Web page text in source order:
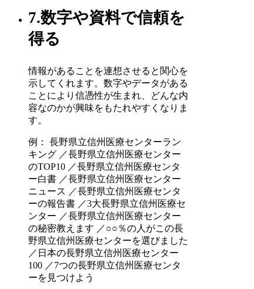
7.数字や資料で信頼を
得る
情報があることを連想させると関心を
示してくれます。数字やデータがある
ことにより信憑性が生まれ、どんな内
容なのかが興味をもたれやすくなりま
す。
例： 長野県立信州医療センターラン
キング ／長野県立信州医療センター
のTOP10 ／長野県立信州医療センタ
ー白書 ／長野県立信州医療センター
ニュース ／長野県立信州医療センタ
ーの報告書 ／3大長野県立信州医療セ
ンター ／長野県立信州医療センター
の秘密教えます ／○○％の人がこの長
野県立信州医療センターを選びました
／日本の長野県立信州医療センター
100 ／7つの長野県立信州医療センタ
ーを見つけよう